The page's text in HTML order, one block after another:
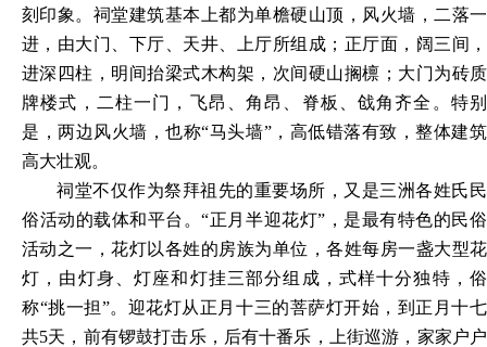
刻印象。祠堂建筑基本上都为单檐硬山顶，风火墙，二落一
进，由大门、下厅、天井、上厅所组成；正厅面，阔三间，
进深四柱，明间抬梁式木构架，次间硬山搁檩；大门为砖质
牌楼式，二柱一门，飞昂、角昂、脊板、戗角齐全。特别
是，两边风火墙，也称“马头墙”，高低错落有致，整体建筑
高大壮观。
祠堂不仅作为祭拜祖先的重要场所，又是三洲各姓氏民
俗活动的载体和平台。“正月半迎花灯”，是最有特色的民俗
活动之一，花灯以各姓的房族为单位，各姓每房一盏大型花
灯，由灯身、灯座和灯挂三部分组成，式样十分独特，俗
称“挑一担”。迎花灯从正月十三的菩萨灯开始，到正月十七
共5天，前有锣鼓打击乐，后有十番乐，上街巡游，家家户户